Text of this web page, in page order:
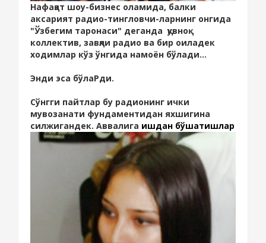
Нафақат шоу-бизнес оламида, балки
аксарият радио-тингловчи-ларнинг онгида
"Ўзбегим таронаси" деганда қувноқ
коллектив, завқли радио ва бир оиладек
ходимлар кўз ўнгида намоён бўлади...
Энди эса бўлаРди.
Сўнгги пайтлар бу радионинг ички
мувозанати фундаментидан яхшигина
силжигандек. Аввалига ишдан бўшатишлар